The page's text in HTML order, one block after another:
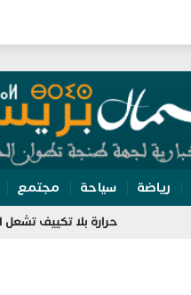
رياضة سياحة مجتمع
حرارة بلا تكييف تشعل الاحتجاج